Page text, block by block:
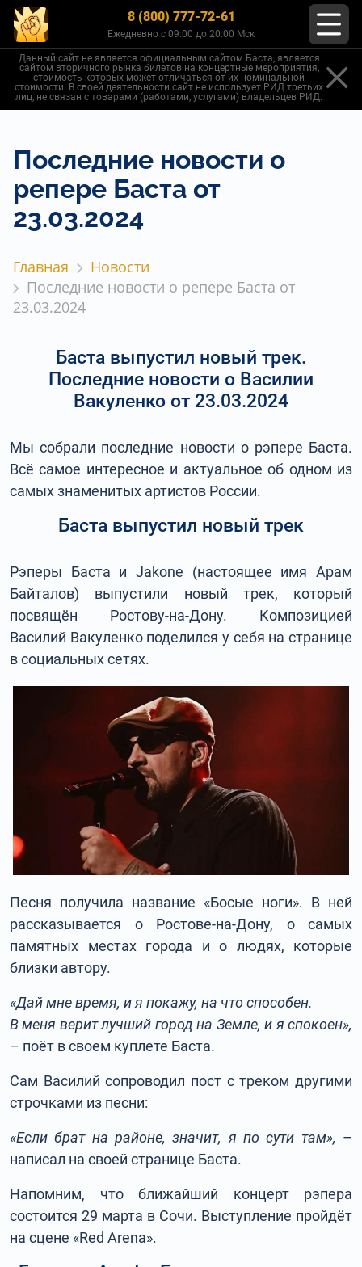
8 (800) 777-72-61
Ежедневно с 09:00 до 20:00 Мск
Данный сайт не является официальным сайтом Баста, является
сайтом вторичного рынка билетов на концертные мероприятия,
стоимость которых может отличаться от их номинальной
стоимости. В своей деятельности сайт не использует РИД третьих
лиц, не связан с товарами (работами, услугами) владельцев РИД.
Последние новости о
репере Баста от
23.03.2024
Главная
Новости
Последние новости о репере Баста от
23.03.2024
Баста выпустил новый трек.
Последние новости о Василии
Вакуленко от 23.03.2024
Мы собрали последние новости о рэпере Баста.
Всё самое интересное и актуальное об одном из
самых знаменитых артистов России.
Баста выпустил новый трек
Рэперы Баста и Jakone (настоящее имя Арам
Байталов) выпустили новый трек, который
посвящён Ростову-на-Дону. Композицией
Василий Вакуленко поделился у себя на странице
в социальных сетях.
Песня получила название «Босые ноги». В ней
рассказывается о Ростове-на-Дону, о самых
памятных местах города и о людях, которые
близки автору.
«Дай мне время, и я покажу, на что способен.
В меня верит лучший город на Земле, и я спокоен»,
– поёт в своем куплете Баста.
Сам Василий сопроводил пост с треком другими
строчками из песни:
«Если брат на районе, значит, я по сути там», –
написал на своей странице Баста.
Напомним, что ближайший концерт рэпера
состоится 29 марта в Сочи. Выступление пройдёт
на сцене «Red Arena».